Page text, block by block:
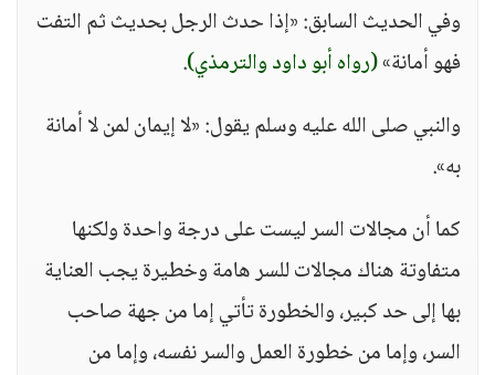
وفي الحديث السابق: «إذا حدث الرجل بحديث ثم التفت
فهو أمانة»(رواه أبو داود والترمذي).
والنبي صلى الله عليه وسلم يقول: «لا إيمان لمن لا أمانة
به».
كما أن مجالات السر ليست على درجة واحدة ولكنها
متفاوتة هناك مجالات للسر هامة وخطيرة يجب العناية
بها إلى حد كبير، والخطورة تأتي إما من جهة صاحب
السر، وإما من خطورة العمل والسر نفسه، وإما من